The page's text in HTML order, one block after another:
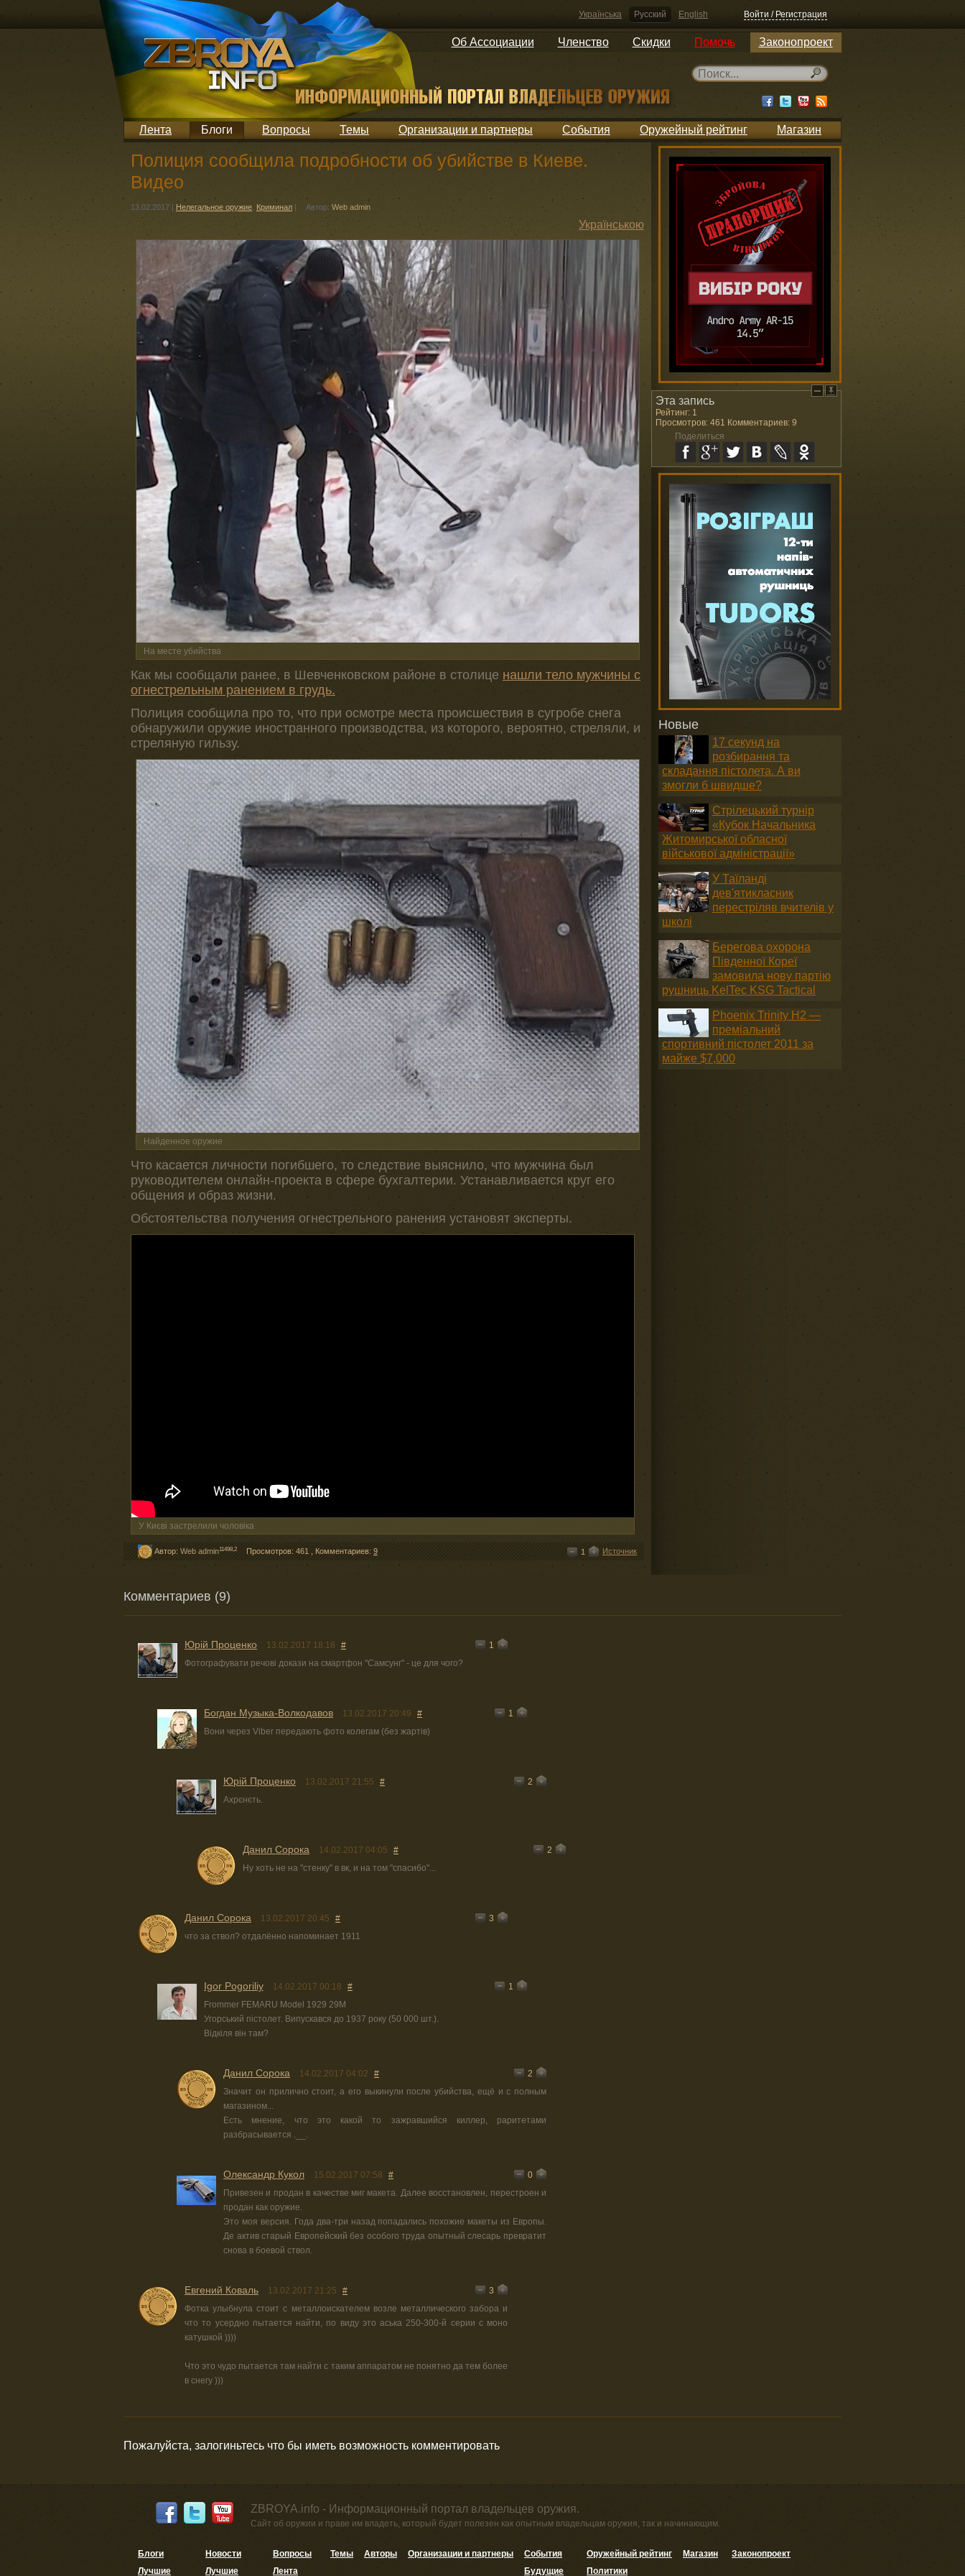
Українська Русский English Войти / Регистрация
Об Ассоциации Членство Скидки Помочь Законопроект
Лента Блоги Вопросы Темы Организации и партнеры События Оружейный рейтинг Магазин
Полиция сообщила подробности об убийстве в Киеве.
Видео
13.02.2017 | Нелегальное оружие Криминал | Автор: Web admin
Українською
На месте убийства
Как мы сообщали ранее, в Шевченковском районе в столице нашли тело мужчины с
огнестрельным ранением в грудь.
Полиция сообщила про то, что при осмотре места происшествия в сугробе снега
обнаружили оружие иностранного производства, из которого, вероятно, стреляли, и
стреляную гильзу.
Найденное оружие
Что касается личности погибшего, то следствие выяснило, что мужчина был
руководителем онлайн-проекта в сфере бухгалтерии. Устанавливается круг его
общения и образ жизни.
Обстоятельства получения огнестрельного ранения установят эксперты.
У Києві застрелили чоловіка
Автор: Web admin11498,2 Просмотров: 461 Комментариев: 9 Источник
1
Новые
17 секунд на
розбирання та
складання пістолета. А ви
змогли б швидше?
Стрілецький турнір
«Кубок Начальника
Житомирської обласної
військової адміністрації»
У Таїланді
дев'ятикласник
перестріляв вчителів у
школі
Берегова охорона
Південної Кореї
замовила нову партію
рушниць KelTec KSG Tactical
Phoenix Trinity H2 —
преміальний
спортивний пістолет 2011 за
майже $7,000
Эта запись
Рейтинг: 1
Просмотров: 461 Комментариев: 9
Поделиться
Комментариев (9)
Юрiй Проценко 13.02.2017 18:18 #
1
Фотографувати речові докази на смартфон "Самсунг" - це для чого?
Богдан Музыка-Волкодавов 13.02.2017 20:49 #
1
Вони через Viber передають фото колегам (без жартів)
Юрiй Проценко 13.02.2017 21:55 #
2
Ахрєнєть.
Данил Сорока 14.02.2017 04:05 #
2
Ну хоть не на "стенку" в вк, и на том "спасибо"...
Данил Сорока 13.02.2017 20:45 #
3
что за ствол? отдалённо напоминает 1911
Igor Pogoriliy 14.02.2017 00:18 #
1
Frommer FEMARU Model 1929 29M
Угорський пістолет. Випускався до 1937 року (50 000 шт.).
Відкіля він там?
Данил Сорока 14.02.2017 04:02 #
2
Значит он прилично стоит, а его выкинули после убийства, ещё и с полным
магазином...
Есть мнение, что это какой то зажравшийся киллер, раритетами
разбрасывается .__.
Олександр Кукол 15.02.2017 07:58 #
0
Привезен и продан в качестве миг макета. Далее восстановлен, перестроен и
продан как оружие.
Это моя версия. Года два-три назад попадались похожие макеты из Европы.
Де актив старый Европейский без особого труда опытный слесарь превратит
снова в боевой ствол.
Евгений Коваль 13.02.2017 21:25 #
3
Фотка улыбнула стоит с металлоискателем возле металлического забора и
что то усердно пытается найти, по виду это аська 250-300-й серии с моно
катушкой ))))
Что это чудо пытается там найти с таким аппаратом не понятно да тем более
в снегу )))
Пожалуйста, залогиньтесь что бы иметь возможность комментировать
ZBROYA.info - Информационный портал владельцев оружия.
Сайт об оружии и праве им владеть, который будет полезен как опытным владельцам оружия, так и начинающим.
Блоги
Лучшие
Новости
Лучшие
Вопросы
Лента
Темы Авторы Организации и партнеры
События
Будущие
Оружейный рейтинг
Политики
Магазин Законопроект